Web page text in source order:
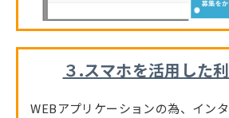
３.スマホを活用した
WEBアプリケーションの為、イン